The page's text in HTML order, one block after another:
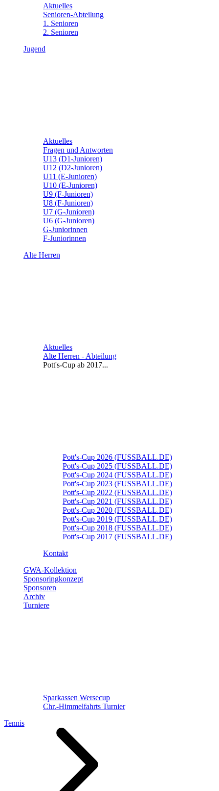
Aktuelles
Senioren-Abteilung
1. Senioren
2. Senioren
Jugend
Aktuelles
Fragen und Antworten
U13 (D1-Junioren)
U12 (D2-Junioren)
U11 (E-Junioren)
U10 (E-Junioren)
U9 (F-Junioren)
U8 (F-Junioren)
U7 (G-Junioren)
U6 (G-Junioren)
G-Juniorinnen
F-Juniorinnen
Alte Herren
Aktuelles
Alte Herren - Abteilung
Pott's-Cup ab 2017...
Pott's-Cup 2026 (FUSSBALL.DE)
Pott's-Cup 2025 (FUSSBALL.DE)
Pott's-Cup 2024 (FUSSBALL.DE)
Pott's-Cup 2023 (FUSSBALL.DE)
Pott's-Cup 2022 (FUSSBALL.DE)
Pott's-Cup 2021 (FUSSBALL.DE)
Pott's-Cup 2020 (FUSSBALL.DE)
Pott's-Cup 2019 (FUSSBALL.DE)
Pott's-Cup 2018 (FUSSBALL.DE)
Pott's-Cup 2017 (FUSSBALL.DE)
Kontakt
GWA-Kollektion
Sponsoringkonzept
Sponsoren
Archiv
Turniere
Sparkassen Wersecup
Chr.-Himmelfahrts Turnier
Tennis